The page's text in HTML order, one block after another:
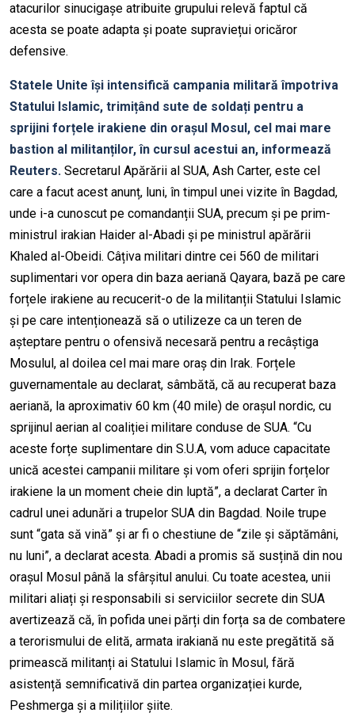
atacurilor sinucigașe atribuite grupului relevă faptul că
acesta se poate adapta și poate supraviețui oricăror
defensive.
Statele Unite își intensifică campania militară împotriva
Statului Islamic, trimițând sute de soldați pentru a
sprijini forțele irakiene din orașul Mosul, cel mai mare
bastion al militanților, în cursul acestui an, informează
Reuters. Secretarul Apărării al SUA, Ash Carter, este cel
care a facut acest anunț, luni, în timpul unei vizite în Bagdad,
unde i-a cunoscut pe comandanții SUA, precum și pe prim-
ministrul irakian Haider al-Abadi și pe ministrul apărării
Khaled al-Obeidi. Câțiva militari dintre cei 560 de militari
suplimentari vor opera din baza aeriană Qayara, bază pe care
forțele irakiene au recucerit-o de la militanții Statului Islamic
și pe care intenționează să o utilizeze ca un teren de
așteptare pentru o ofensivă necesară pentru a recâștiga
Mosulul, al doilea cel mai mare oraș din Irak. Forțele
guvernamentale au declarat, sâmbătă, că au recuperat baza
aeriană, la aproximativ 60 km (40 mile) de orașul nordic, cu
sprijinul aerian al coaliției militare conduse de SUA. “Cu
aceste forțe suplimentare din S.U.A, vom aduce capacitate
unică acestei campanii militare și vom oferi sprijin forțelor
irakiene la un moment cheie din luptă”, a declarat Carter în
cadrul unei adunări a trupelor SUA din Bagdad. Noile trupe
sunt “gata să vină” și ar fi o chestiune de “zile și săptămâni,
nu luni”, a declarat acesta. Abadi a promis să susțină din nou
orașul Mosul până la sfârșitul anului. Cu toate acestea, unii
militari aliați și responsabili si serviciilor secrete din SUA
avertizează că, în pofida unei părți din forța sa de combatere
a terorismului de elită, armata irakiană nu este pregătită să
primească militanți ai Statului Islamic în Mosul, fără
asistență semnificativă din partea organizației kurde,
Peshmerga și a milițiilor șiite.